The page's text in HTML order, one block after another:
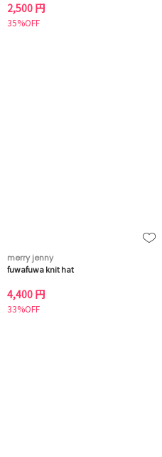
2,500 円
35%OFF
merry jenny
fuwafuwa knit hat
4,400 円
33%OFF